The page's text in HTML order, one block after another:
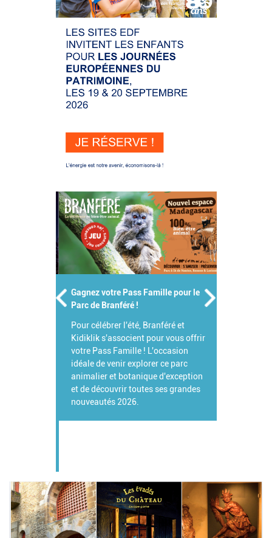
Gagnez votre Pass Famille pour le
Parc de Branféré !
Pour célébrer l'été, Branféré et
Kidiklik s'associent pour vous offrir
votre Pass Famille ! L'occasion
idéale de venir explorer ce parc
animalier et botanique d'exception
et de découvrir toutes ses grandes
nouveautés 2026.